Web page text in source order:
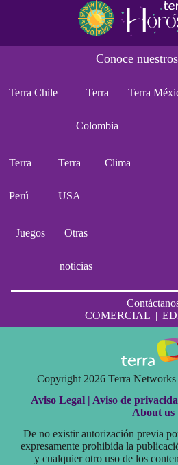
Conoce
Terra Chile Terra
Colombia
Terra
Terra
Perú
Terra
USA
Clima
Juegos Otras
noticias
COMERCIAL |
Copyright 2026 Terra
Aviso Legal | Aviso de
About us
De no existir autorización previa
expresamente prohibida la
y cualquier otro uso de los